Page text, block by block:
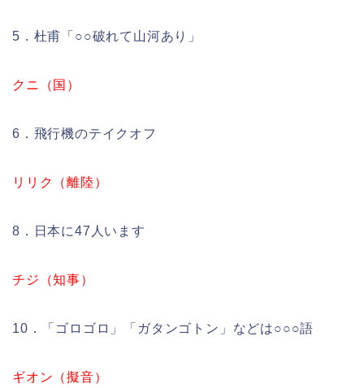
5．杜甫「○○破れて山河あり」
クニ（国）
6．飛行機のテイクオフ
リリク（離陸）
8．日本に47人います
チジ（知事）
10．「ゴロゴロ」「ガタンゴトン」などは○○○語
ギオン（擬音）